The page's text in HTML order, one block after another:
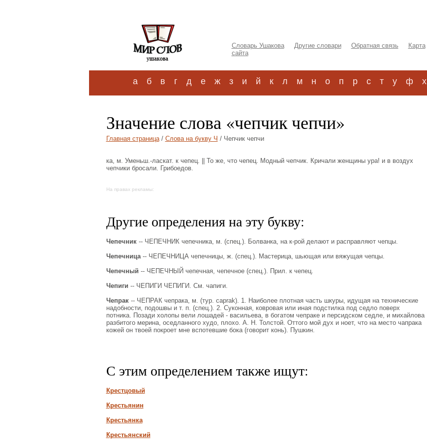
Словарь Ушакова Другие словари Обратная связь
Карта
сайта
а б в г д е ж з и й к л м н о п р с т у ф х
Значение слова «чепчик чепчи»
Главная страница/ Слова на букву Ч / Чепчик чепчи
ка, м. Уменьш.-ласкат. к чепец. || То же, что чепец. Модный чепчик. Кричали женщины ура! и в воздух
чепчики бросали. Грибоедов.
На правах рекламы:
Другие определения на эту букву:
Чепечник-- ЧЕПЕЧНИК чепечника, м. (спец.). Болванка, на к-рой делают и расправляют чепцы.
Чепечница-- ЧЕПЕЧНИЦА чепечницы, ж. (спец.). Мастерица, шьющая или вяжущая чепцы.
Чепечный -- ЧЕПЕЧНЫЙ чепечная, чепечное (спец.). Прил. к чепец.
Чепиги -- ЧЕПИГИ ЧЕПИГИ. См. чапиги.
Чепрак-- ЧЕПРАК чепрака, м. (тур. caprak). 1. Наиболее плотная часть шкуры, идущая на технические
надобности, подошвы и т. п. (спец.). 2. Суконная, ковровая или иная подстилка под седло поверх
потника. Позади холопы вели лошадей - васильева, в богатом чепраке и персидском седле, и михайлова
разбитого мерина, оседланного худо, плохо. А. Н. Толстой. Оттого мой дух и ноет, что на место чапрака
кожей он твоей покроет мне вспотевшие бока (говорит конь). Пушкин.
С этим определением также ищут:
Крестцовый
Крестьянин
Крестьянка
Крестьянский